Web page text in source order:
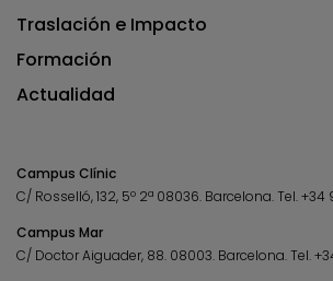
Traslación e Impacto
Formación
Actualidad
Campus Clínic
C/ Rosselló, 132, 5º 2ª 08036. Barcelona.Tel.+34
Campus Mar
C/ Doctor Aiguader, 88. 08003. Barcelona.Tel.